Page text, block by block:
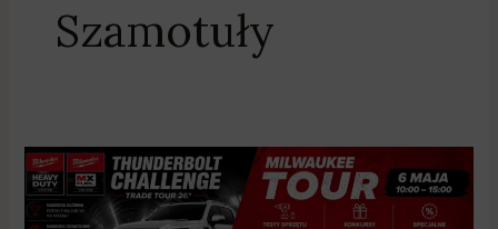
Szamotuły
Milwaukee
Tour
ponownie